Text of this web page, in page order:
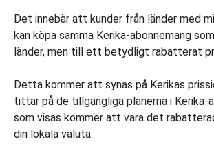
Det innebär att kunder från länder med
kan köpa samma Kerika-abonnemang
länder, men till ett betydligt rabatterat
Detta kommer att synas på Kerikas
tittar på de tillgängliga planerna i Kerika-
som visas kommer att vara det
din lokala valuta.